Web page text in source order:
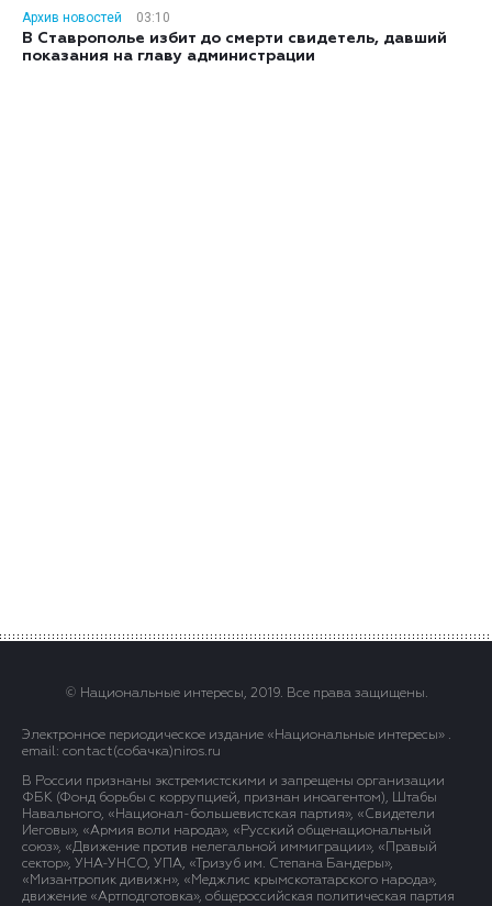
Архив новостей
03:10
В Ставрополье избит до смерти свидетель, давший
показания на главу администрации
© Национальные интересы, 2019. Все права защищены.
Электронное периодическое издание «Национальные интересы» .
email: contact(сoбaчка)niros.ru
В России признаны экстремистскими и запрещены организации
ФБК (Фонд борьбы с коррупцией, признан иноагентом), Штабы
Навального, «Национал-большевистская партия», «Свидетели
Иеговы», «Армия воли народа», «Русский общенациональный
союз», «Движение против нелегальной иммиграции», «Правый
сектор», УНА-УНСО, УПА, «Тризуб им. Степана Бандеры»,
«Мизантропик дивижн», «Меджлис крымскотатарского народа»,
движение «Артподготовка», общероссийская политическая партия